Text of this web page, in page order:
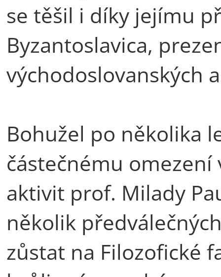
se těšil i díky jejímu
Byzantoslavica,
východoslovanských
Bohužel po několika
částečnému omezení
aktivit prof. Milady
několik
zůstat na Filozofické